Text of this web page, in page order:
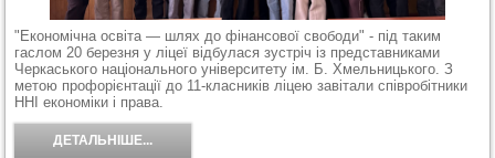
"Економічна освіта — шлях до фінансової свободи" - під таким
гаслом 20 березня у ліцеї відбулася зустріч із представниками
Черкаського національного університету ім. Б. Хмельницького. З
метою профорієнтації до 11-класників ліцею завітали співробітники
ННІ економіки і права.
ДЕТАЛЬНІШЕ...